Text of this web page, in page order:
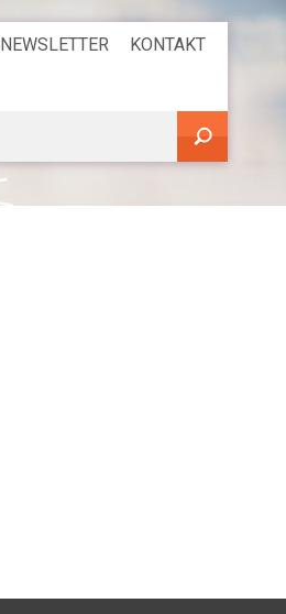
NEWSLETTER KONTAKT